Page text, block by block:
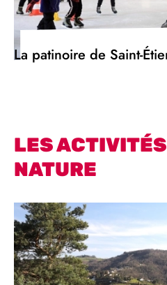
La patinoire de Saint-
LES
NATURE